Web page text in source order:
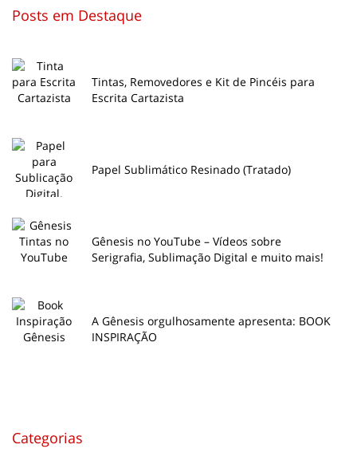
Posts em Destaque
Tintas, Removedores e Kit de Pincéis para
Escrita Cartazista
Papel Sublimático Resinado (Tratado)
Gênesis no YouTube – Vídeos sobre
Serigrafia, Sublimação Digital e muito mais!
A Gênesis orgulhosamente apresenta: BOOK
INSPIRAÇÃO
Categorias